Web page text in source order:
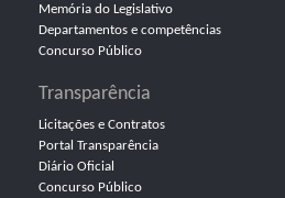
Memória do Legislativo
Departamentos e competências
Concurso Público
Transparência
Licitações e Contratos
Portal Transparência
Diário Oficial
Concurso Público